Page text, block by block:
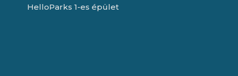
HelloParks 1-es épület